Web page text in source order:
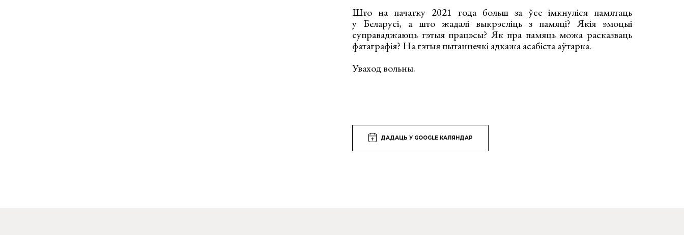
Што на пачатку 2021 года больш за ўсе імкнуліся памятаць
у Беларусі, а што жадалі выкрэсліць з памяці? Якія эмоцыі
суправаджаюць гэтыя працэсы? Як пра памяць можа расказваць
фатаграфія? На гэтыя пытаннечкі адкажа асабіста аўтарка.
Уваход вольны.
ДАДАЦЬ У GOOGLE КАЛЯНДАР